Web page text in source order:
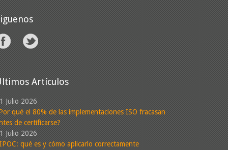
Artículos
Julio 2026
qué el 80% de las implementaciones ISO fracasan
de certificarse?
Julio 2026
qué es y cómo aplicarlo correctamente